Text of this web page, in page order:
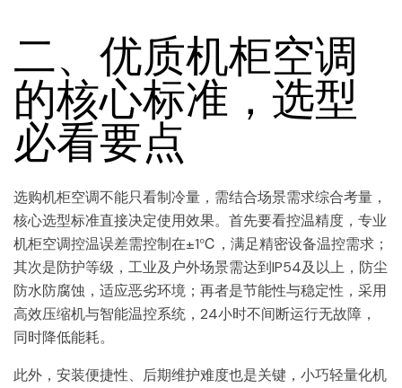
二、优质机柜空调
的核心标准，选型
必看要点
选购机柜空调不能只看制冷量，需结合场景需求综合考量，
核心选型标准直接决定使用效果。首先要看控温精度，专业
机柜空调控温误差需控制在±1℃，满足精密设备温控需求；
其次是防护等级，工业及户外场景需达到IP54及以上，防尘
防水防腐蚀，适应恶劣环境；再者是节能性与稳定性，采用
高效压缩机与智能温控系统，24小时不间断运行无故障，
同时降低能耗。
此外，安装便捷性、后期维护难度也是关键，小巧轻量化机